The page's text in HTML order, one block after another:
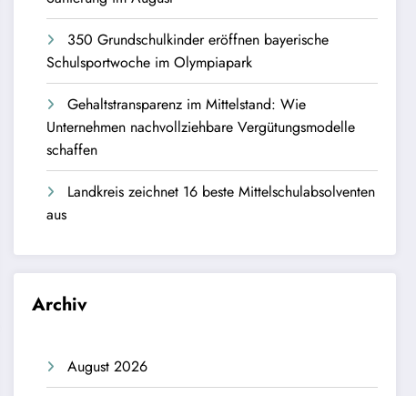
350 Grundschulkinder eröffnen bayerische
Schulsportwoche im Olympiapark
Gehaltstransparenz im Mittelstand: Wie
Unternehmen nachvollziehbare Vergütungsmodelle
schaffen
Landkreis zeichnet 16 beste Mittelschulabsolventen
aus
Archiv
August 2026